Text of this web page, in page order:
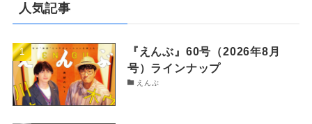
人気記事
『えんぶ』60号（2026年8月
号）ラインナップ
えんぶ